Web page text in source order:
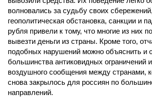
волновались за судьбу своих
геополитическая обстановка, санкции и
рубля привели к тому, что многие из них
вывезти деньги из страны. Кроме того,
подобных нарушений можно объяснить и
большинства антиковидных ограничений
воздушного сообщения между странами,
снова закрылось для россиян по
направлений.